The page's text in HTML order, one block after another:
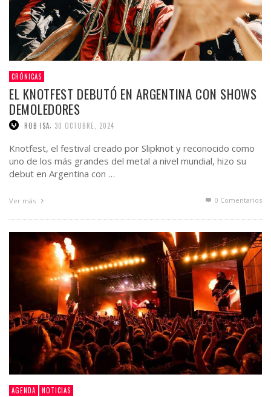
CRÓNICAS
EL KNOTFEST DEBUTÓ EN ARGENTINA CON SHOWS
DEMOLEDORES
ROB ISA 30 OCTUBRE, 2024
Knotfest, el festival creado por Slipknot y reconocido como
uno de los más grandes del metal a nivel mundial, hizo su
debut en Argentina con …
Ver más 0 Comentarios
AGENDA NOTICIAS